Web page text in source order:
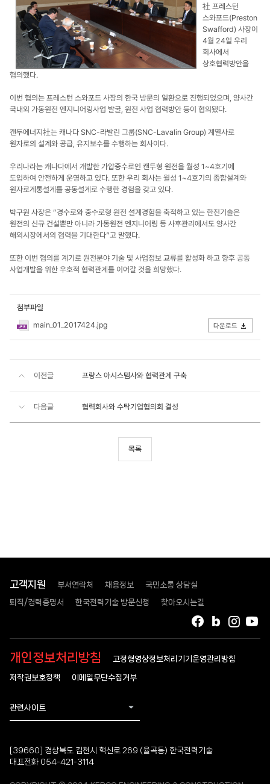
社 프레스턴
스와포드(Preston
Swafford) 사장이
4월 24일 우리
회사에서
상호협력방안을
협의했다.
이번 협의는 프레스턴 스와포드 사장의 한국 방문의 일환으로 진행되었으며, 양사간
국내외 가동원전 엔지니어링사업 발굴, 원전 사업 협력방안 등이 협의됐다.
캔두에너지社는 캐나다 SNC-라발린 그룹(SNC-Lavalin Group) 계열사로
원자로의 설계와 공급, 유지보수를 수행하는 회사이다.
우리나라는 캐나다에서 개발한 가압중수로인 캔두형 원전을 월성 1~4호기에
도입하여 안전하게 운영하고 있다. 또한 우리 회사는 월성 1~4호기의 종합설계와
원자로계통설계를 공동설계로 수행한 경험을 갖고 있다.
박구원 사장은 “경수로와 중수로형 원전 설계경험을 축적하고 있는 한전기술은
원전의 신규 건설뿐만 아니라 가동원전 엔지니어링 등 사후관리에서도 양사간
해외시장에서의 협력을 기대한다”고 말했다.
또한 이번 협의를 계기로 원전분야 기술 및 사업정보 교류를 활성화 하고 향후 공동
사업개발을 위한 우호적 협력관계를 이어갈 것을 희망했다.
첨부파일
main_01_2017424.jpg
다운로드
이전글 프랑스 아시스템사와 협력관계 구축
다음글 협력회사와 수탁기업협의회 결성
목록
고객지원 부서연락처 채용정보 국민소통 상담실
퇴직/경력증명서 한국전력기술 방문신청 찾아오시는길
인스
블로그
페이스북
개인정보처리방침 고정형영상정보처리기기운영관리방침
저작권보호정책 이메일무단수집거부
관련사이트
[39660] 경상북도 김천시 혁신로 269 (율곡동) 한국전력기술
대표전화 054-421-3114